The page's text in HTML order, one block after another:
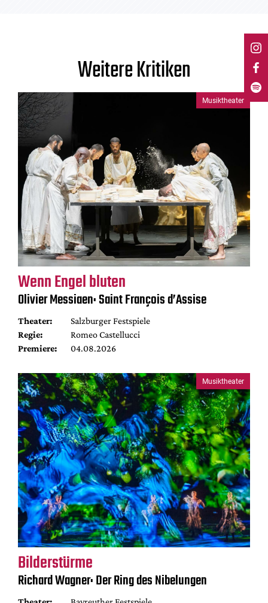
Weitere Kritiken
Musiktheater
Wenn Engel bluten
Olivier Messiaen: Saint François d’Assise
Theater:
Salzburger Festspiele
Regie:
Romeo Castellucci
Premiere:
04.08.2026
Musiktheater
Bilderstürme
Richard Wagner: Der Ring des Nibelungen